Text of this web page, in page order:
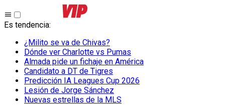
Es tendencia:
¿Milito se va de Chivas?
Dónde ver Charlotte vs Pumas
Almada pide un fichaje en América
Candidato a DT de Tigres
Predicción IA Leagues Cup 2026
Lesión de Jorge Sánchez
Nuevas estrellas de la MLS